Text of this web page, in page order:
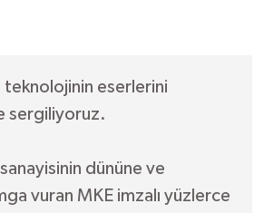
teknolojinin eserlerini
sergiliyoruz.
dününe ve
vuran MKE imzalı yüzlerce